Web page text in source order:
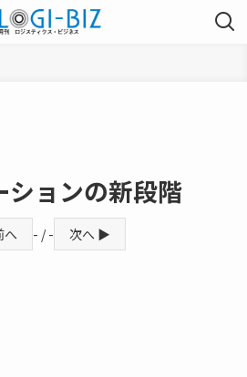
ションの新段階
- / - 次へ ▶